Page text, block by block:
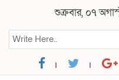
শুক্রবার, ০৭